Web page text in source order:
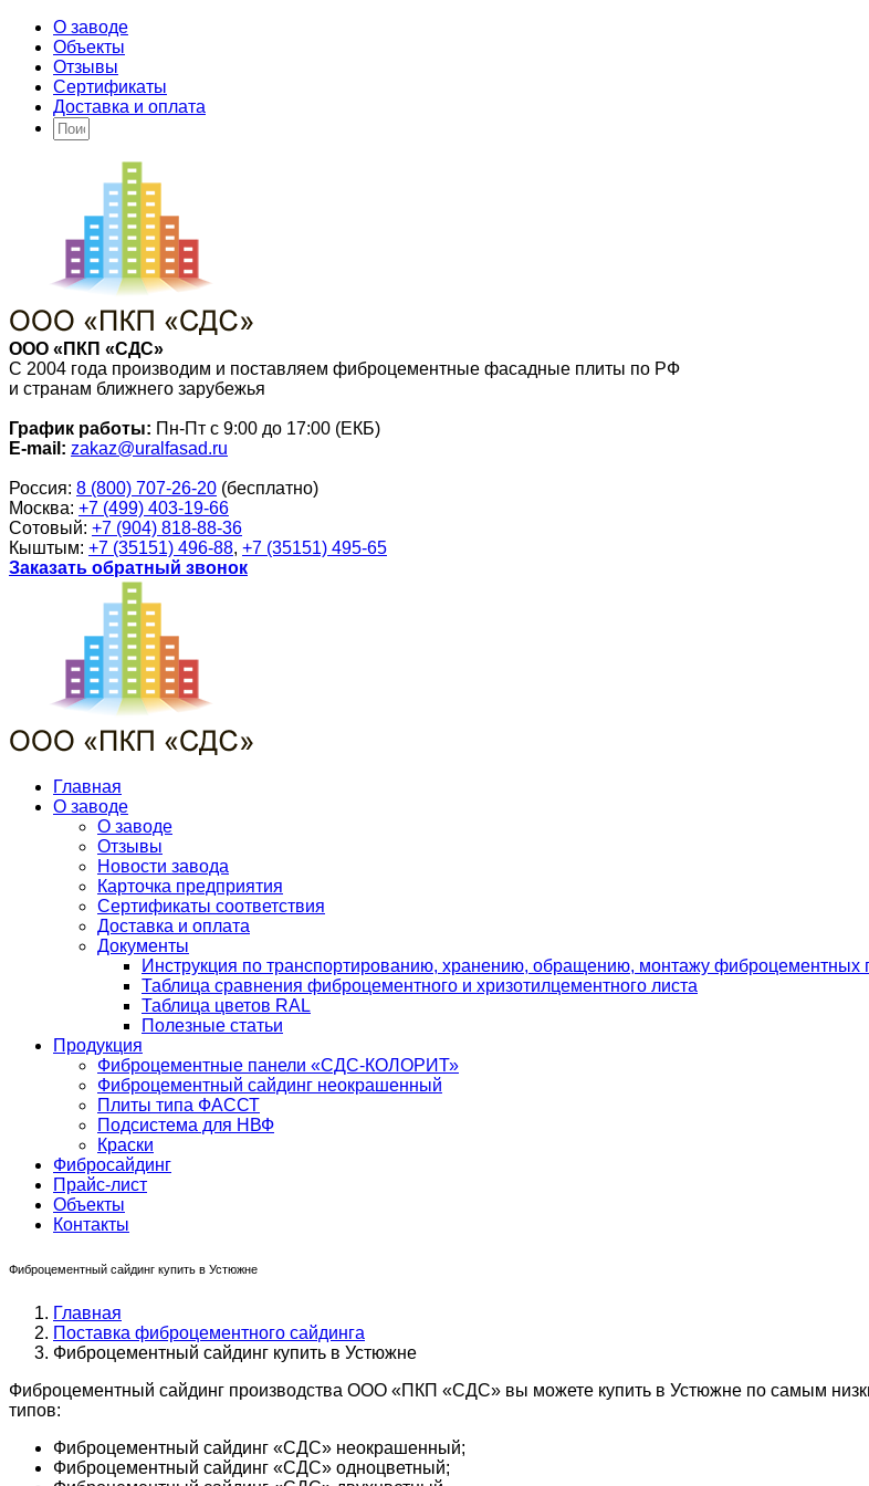
О заводе
Объекты
Отзывы
Сертификаты
Доставка и оплата
ООО «ПКП «СДС»
С 2004 года производим и поставляем фиброцементные фасадные плиты по РФ
и странам ближнего зарубежья
График работы: Пн-Пт с 9:00 до 17:00 (ЕКБ)
E-mail: zakaz@uralfasad.ru
Россия: 8 (800) 707-26-20 (бесплатно)
Москва: +7 (499) 403-19-66
Сотовый: +7 (904) 818-88-36
Кыштым: +7 (35151) 496-88, +7 (35151) 495-65
Заказать обратный звонок
Главная
О заводе
О заводе
Отзывы
Новости завода
Карточка предприятия
Сертификаты соответствия
Доставка и оплата
Документы
Инструкция по транспортированию, хранению, обращению, монтажу фиброцементных
Таблица сравнения фиброцементного и хризотилцементного листа
Таблица цветов RAL
Полезные статьи
Продукция
Фиброцементные панели «СДС-КОЛОРИТ»
Фиброцементный сайдинг неокрашенный
Плиты типа ФАССТ
Подсистема для НВФ
Краски
Фибросайдинг
Прайс-лист
Объекты
Контакты
Фиброцементный сайдинг купить в Устюжне
Главная
Поставка фиброцементного сайдинга
Фиброцементный сайдинг купить в Устюжне
Фиброцементный сайдинг производства ООО «ПКП «СДС» вы можете купить в Устюжне по самым
типов:
Фиброцементный сайдинг «СДС» неокрашенный;
Фиброцементный сайдинг «СДС» одноцветный;